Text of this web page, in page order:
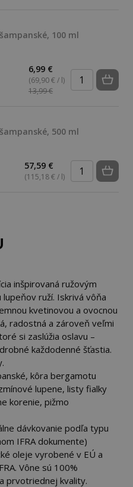
100 ml
6,99 €
(69,90 € / l)
13,99 €
500 ml
57,59 €
(115,18 € / l)
inšpirovaná ružovým
ruží. Iskrivá vôňa
kvetinovou a ovocnou
radostná a zároveň veľmi
si zaslúžia oslavu –
každodenné šťastia.
kôra bergamotu
lupene, listy fialky
korenie, pižmo
dávkovanie podľa typu
IFRA dokumente)
oleje vyrobené v EÚ a
Vône sú 100%
prvotriednej kvality.